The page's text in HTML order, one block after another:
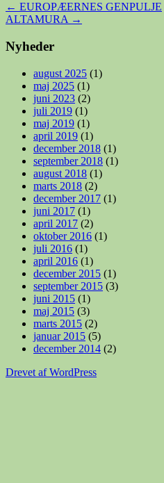
← EUROPÆERNES GENPULJE
ALTAMURA →
Nyheder
august 2025 (1)
maj 2025 (1)
juni 2023 (2)
juli 2019 (1)
maj 2019 (1)
april 2019 (1)
december 2018 (1)
september 2018 (1)
august 2018 (1)
marts 2018 (2)
december 2017 (1)
juni 2017 (1)
april 2017 (2)
oktober 2016 (1)
juli 2016 (1)
april 2016 (1)
december 2015 (1)
september 2015 (3)
juni 2015 (1)
maj 2015 (3)
marts 2015 (2)
januar 2015 (5)
december 2014 (2)
Drevet af WordPress